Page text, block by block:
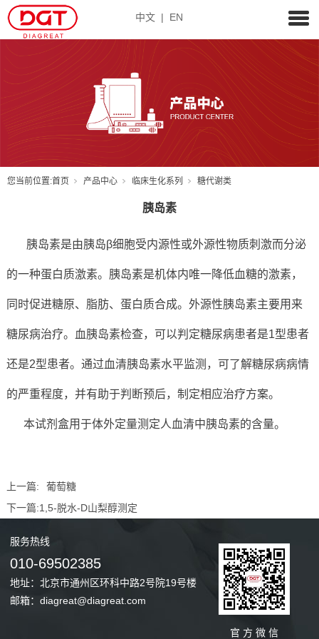
中文 | EN
您当前位置:首页 产品中心 临床生化系列 糖代谢类
胰岛素
胰岛素是由胰岛β细胞受内源性或外源性物质刺激而分泌
的一种蛋白质激素。胰岛素是机体内唯一降低血糖的激素，
同时促进糖原、脂肪、蛋白质合成。外源性胰岛素主要用来
糖尿病治疗。血胰岛素检查，可以判定糖尿病患者是1型患者
还是2型患者。通过血清胰岛素水平监测，可了解糖尿病病情
的严重程度，并有助于判断预后，制定相应治疗方案。
本试剂盒用于体外定量测定人血清中胰岛素的含量。
上一篇:
葡萄糖
下一篇:1,5-脱水-D山梨醇测定
服务热线
010-69502385
地址：北京市通州区环科中路2号院19号楼
邮箱：diagreat@diagreat.com
官 方 微 信